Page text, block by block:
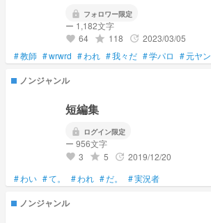
lock フォロワー限定
ー 1,182文字
favorite 64 grade 118 update 2023/03/05
#教師 #wrwrd #われ #我々だ #学パロ #元ヤン
ノンジャンル
短編集
lock ログイン限定
ー 956文字
favorite 3 grade 5 update 2019/12/20
#わい #て。 #われ #だ。 #実況者
ノンジャンル